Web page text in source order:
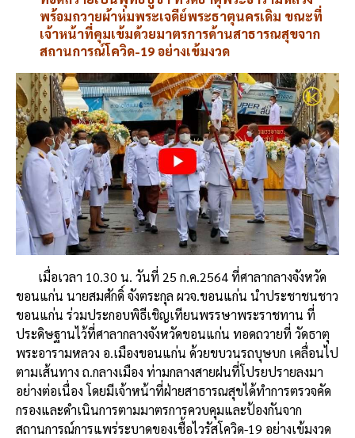
b
o
o
k
l Li
n
k
e
พร้อมถวายผ้าห่มพระเจดีย์พระธาตุนครเดิม ขณะที่
เจ้าหน้าที่คุมเข้มด้วยมาตรการด้านสาธารณสุขจาก
สถานการณ์โควิด-19 อย่างเข้มงวด
เมื่อเวลา 10.30 น. วันที่ 25 ก.ค.2564 ที่ศาลากลางจังหวัด
ขอนแก่น นายสมศักดิ์ จังตระกุล ผวจ.ขอนแก่น นำประชาชนชาว
ขอนแก่น ร่วมประกอบพิธีเชิญเทียนพรรษาพระราชทาน ที่
ประดิษฐานไว้ที่ศาลากลางจังหวัดขอนแก่น ทอดถวายที่ วัดธาตุ
พระอารามหลวง อ.เมืองขอนแก่น ด้วยขบวนรถบุษบก เคลื่อนไป
ตามเส้นทาง ถ.กลางเมือง ท่ามกลางสายฝนที่โปรยปรายลงมา
อย่างต่อเนื่อง โดยมีเจ้าหน้าที่ฝ่ายสาธารณสุขได้ทำการตรวจคัด
กรองและดำเนินการตามมาตรการควบคุมและป้องกันจาก
สถานการณ์การแพร่ระบาดของเชื้อไวรัสโควิด-19 อย่างเข้มงวด